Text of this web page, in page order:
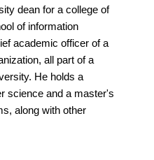
dean for a college of
of information
academic officer of a
all part of a
He holds a
science and a master's
along with other